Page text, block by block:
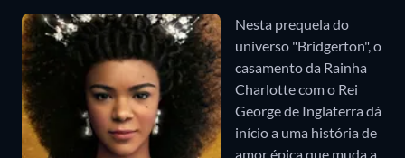
Nesta prequela do
universo "Bridgerton", o
casamento da Rainha
Charlotte com o Rei
George de Inglaterra dá
início a uma história de
amor épica que muda a